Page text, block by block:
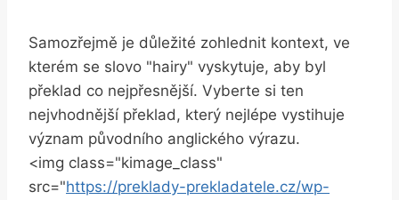
Samozřejmě je důležité zohlednit kontext, ve
kterém se slovo "hairy" vyskytuje, aby byl
překlad co nejpřesnější. Vyberte si ten
nejvhodnější překlad, který nejlépe vystihuje
význam původního anglického výrazu.
<img class="kimage_class"
src="https://preklady-prekladatele.cz/wp-